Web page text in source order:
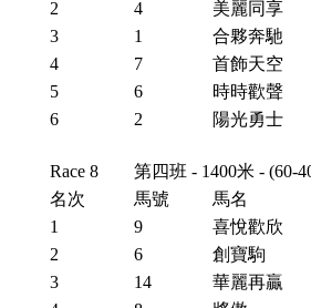
2
4
美麗同享
3
1
合夥奔馳
4
7
首飾天空
5
6
時時歡聲
6
2 陽光勇士
Race 8
第四班 - 1400米 -
名次
馬號
馬名
1
9
喜悅歡欣
2
6
創寶駒
3
14
華麗再贏